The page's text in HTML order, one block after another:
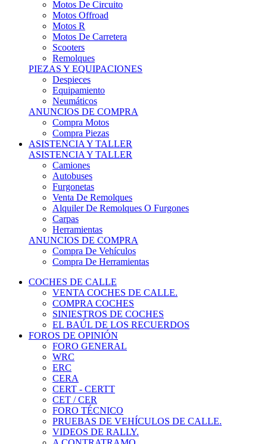
Motos R
Motos De Carretera
Scooters
Remolques
PIEZAS Y EQUIPACIONES
Despieces
Equipamiento
Neumáticos
ANUNCIOS DE COMPRA
Compra Motos
Compra Piezas
ASISTENCIA Y TALLER
ASISTENCIA Y TALLER
Camiones
Autobuses
Furgonetas
Venta De Remolques
Alquiler De Remolques O Furgones
Carpas
Herramientas
ANUNCIOS DE COMPRA
Compra De Vehículos
Compra De Herramientas
COCHES DE CALLE
VENTA COCHES DE CALLE.
COMPRA COCHES
SINIESTROS DE COCHES
EL BAÚL DE LOS RECUERDOS
FOROS DE OPINIÓN
FORO GENERAL
WRC
ERC
CERA
CERT - CERTT
CET / CER
FORO TÉCNICO
PRUEBAS DE VEHÍCULOS DE CALLE.
VIDEOS DE RALLY.
A CONTRATRAMO
TIENDA ONLINE